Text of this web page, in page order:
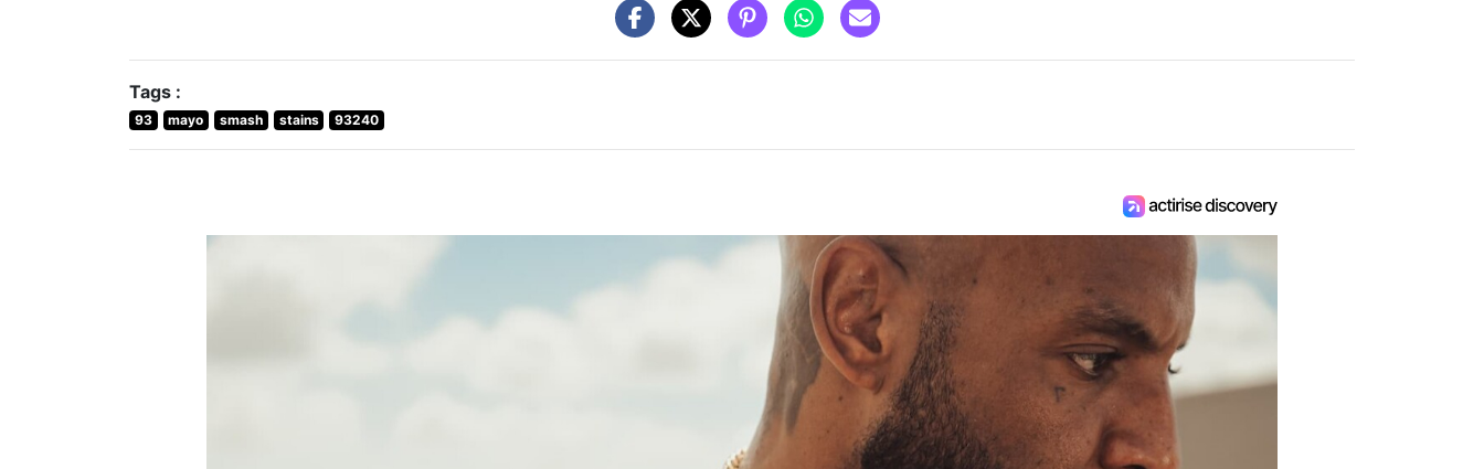
Tags :
93 mayo smash stains 93240